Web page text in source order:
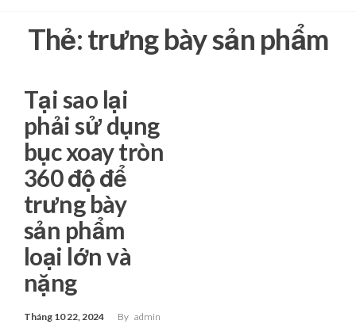
Thẻ:trưng bày sản phẩm
Tại sao lại
phải sử dụng
bục xoay tròn
360 độ để
trưng bày
sản phẩm
loại lớn và
nặng
Tháng 10 22, 2024 By admin